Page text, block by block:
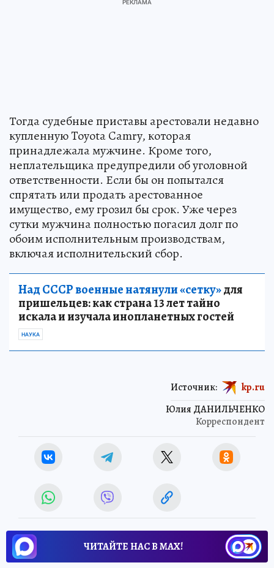
Тогда судебные приставы арестовали недавно
купленную Toyota Camry, которая
принадлежала мужчине. Кроме того,
неплательщика предупредили об уголовной
ответственности. Если бы он попытался
спрятать или продать арестованное
имущество, ему грозил бы срок. Уже через
сутки мужчина полностью погасил долг по
обоим исполнительным производствам,
включая исполнительский сбор.
Над СССР военные натянули «сетку»для
пришельцев: как страна 13 лет тайно
искала и изучала инопланетных гостей
НАУКА
Юлия ДАНИЛЬЧЕНКО
Корреспондент
Источник: kp.ru
ЧИТАЙТЕ НАС В МАХ!